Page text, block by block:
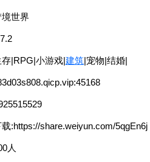
世界
|RPG|小游戏|建筑|宠物|结婚|
:https://share.weiyun.com/5qgEn6j
人